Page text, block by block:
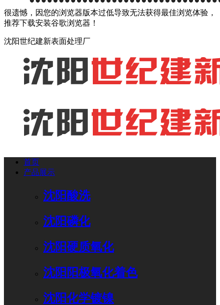
很遗憾，因您的浏览器版本过低导致无法获得最佳浏览体验，
推荐下载安装谷歌浏览器！
沈阳世纪建新表面处理厂
首页
产品展示
沈阳酸洗
沈阳磷化
沈阳硬质氧化
沈阳阳极氧化着色
沈阳化学镀镍